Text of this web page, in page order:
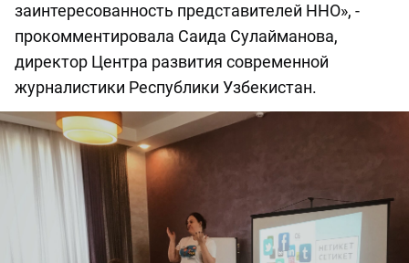
заинтересованность представителей ННО», -
прокомментировала Саида Сулайманова,
директор Центра развития современной
журналистики Республики Узбекистан.